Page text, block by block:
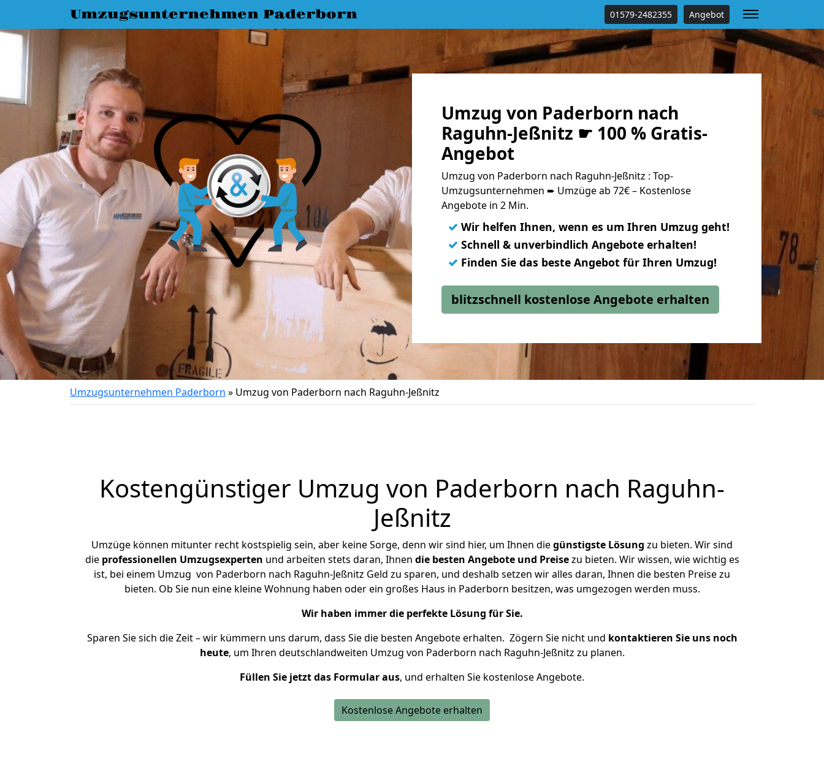
Umzugsunternehmen Paderborn 01579-2482355 Angebot
Umzug von Paderborn nach
Raguhn-Jeßnitz ☛ 100 % Gratis-
Angebot
Umzug von Paderborn nach Raguhn-Jeßnitz : Top-
Umzugsunternehmen ➨ Umzüge ab 72€ – Kostenlose
Angebote in 2 Min.
✓ Wir helfen Ihnen, wenn es um Ihren Umzug geht!
✓ Schnell & unverbindlich Angebote erhalten!
✓ Finden Sie das beste Angebot für Ihren Umzug!
blitzschnell kostenlose Angebote erhalten
Umzugsunternehmen Paderborn » Umzug von Paderborn nach Raguhn-Jeßnitz
Kostengünstiger Umzug von Paderborn nach Raguhn-
Jeßnitz
Umzüge können mitunter recht kostspielig sein, aber keine Sorge, denn wir sind hier, um Ihnen diegünstigste Lösung zu bieten. Wir sind
die professionellen Umzugsexperten und arbeiten stets daran, Ihnen die besten Angebote und Preisezu bieten. Wir wissen, wie wichtig es
ist, bei einem Umzug von Paderborn nach Raguhn-Jeßnitz Geld zu sparen, und deshalb setzen wir alles daran, Ihnen die besten Preise zu
bieten. Ob Sie nun eine kleine Wohnung haben oder ein großes Haus in Paderborn besitzen, was umgezogen werden muss.
Wir haben immer die perfekte Lösung für Sie.
Sparen Sie sich die Zeit – wir kümmern uns darum, dass Sie die besten Angebote erhalten. Zögern Sie nicht und kontaktieren Sie uns noch
heute, um Ihren deutschlandweiten Umzug von Paderborn nach Raguhn-Jeßnitz zu planen.
Füllen Sie jetzt das Formular aus, und erhalten Sie kostenlose Angebote.
Kostenlose Angebote erhalten